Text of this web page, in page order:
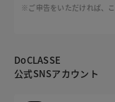
※ご申告をいただければ、
DoCLASSE
公式SNSアカウント